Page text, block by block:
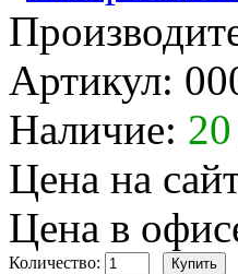
Артикул:
Наличие:
Цена на
Цена в
Количество: